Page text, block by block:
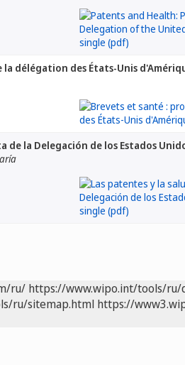
délégation des États-Unis
de la Delegación de los Estados
ru/ https://www.wipo.int/tools/ru/
ru/sitemap.html https://